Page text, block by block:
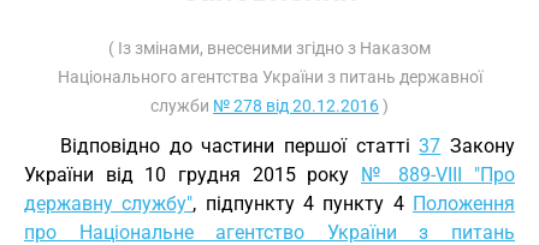
( Із змінами, внесеними згідно з Наказом
Національного агентства України з питань державної
служби № 278 від 20.12.2016)
Відповідно до частини першої статті37 Закону
України від 10 грудня 2015 року № 889-VIII "Про
державну службу", підпункту 4 пункту 4 Положення
про Національне агентство України з питань